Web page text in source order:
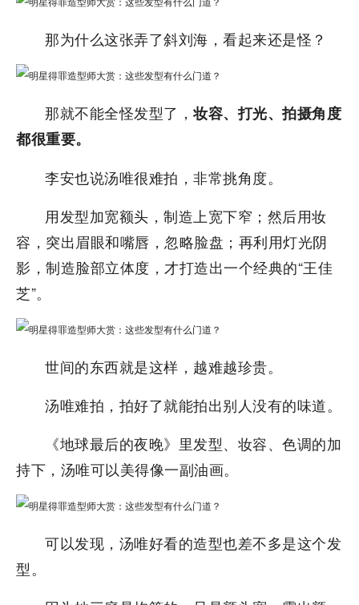
那为什么这张弄了斜刘海，看起来还是怪？
那就不能全怪发型了， 妆容、打光、拍摄角度
都很重要。
李安也说汤唯很难拍，非常挑角度。
用发型加宽额头，制造上宽下窄；然后用妆
容，突出眉眼和嘴唇，忽略脸盘；再利用灯光阴
影，制造脸部立体度，才打造出一个经典的“王佳
芝”。
世间的东西就是这样，越难越珍贵。
汤唯难拍，拍好了就能拍出别人没有的味道。
《地球最后的夜晚》里发型、妆容、色调的加
持下，汤唯可以美得像一副油画。
可以发现，汤唯好看的造型也差不多是这个发
型。